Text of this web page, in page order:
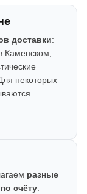
доставки:
Каменском,
некоторых
разные
счёту.